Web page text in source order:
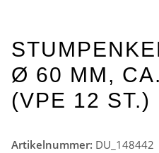
Ø 60 MM,
(VPE 12 ST.)
Artikelnummer: DU_148442